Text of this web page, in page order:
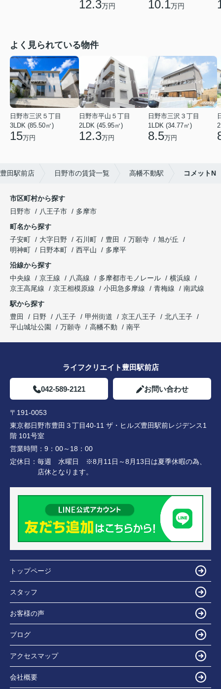
12.3万円 10.1万円
よく見られている物件
日野市三沢５丁目
3LDK (85.50㎡)
15万円
日野市平山５丁目
2LDK (45.95㎡)
12.3万円
日野市三沢３丁目
1LDK (34.77㎡)
8.5万円
田駅前店 日野市の賃貸一覧 高幡不動駅 コメットN
市区町村から探す
日野市
八王子市
多摩市
町名から探す
子安町
大字日野 石川町 豊田 万願寺
旭が丘
明神町
日野本町 西平山
多摩平
沿線から探す
中央線
京王線 八高線 多摩都市モノレール
横浜線
京王高尾線
京王相模原線 小田急多摩線 青梅線
南武線
駅から探す
豊田
日野 八王子 甲州街道 京王八王子
北八王子
平山城址公園
万願寺 高幡不動 南平
ライフクリエイト豊田駅前店
042-589-2121 お問い合わせ
〒191-0053
東京都日野市豊田３丁目40-11 ザ・ヒルズ豊田駅前レジデンス1
階 101号室
営業時間： 9：00～18：00
定休日： 毎週 水曜日 ※8月11日～8月13日は夏季休暇の為、
店休となります。
トップページ
スタッフ
お客様の声
ブログ
アクセスマップ
会社概要